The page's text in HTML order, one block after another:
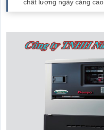
chất lượng ngày càng cao.